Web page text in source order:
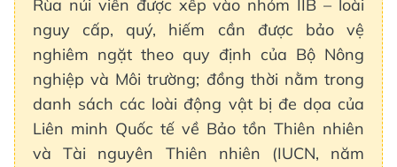
Rùa núi viền được xếp vào nhóm IIB – loài
nguy cấp, quý, hiếm cần được bảo vệ
nghiêm ngặt theo quy định của Bộ Nông
nghiệp và Môi trường; đồng thời nằm trong
danh sách các loài động vật bị đe dọa của
Liên minh Quốc tế về Bảo tồn Thiên nhiên
và Tài nguyên Thiên nhiên (IUCN, năm